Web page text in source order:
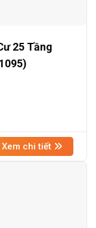
25 Tầng
Xem chi tiết